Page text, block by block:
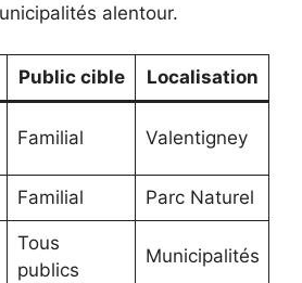
alentour.
Public cible Localisation
Familial Valentigney
Familial Parc Naturel
Tous
publics
Municipalités